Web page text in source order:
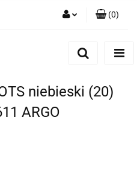
(0)
niebieski (20)
ARGO